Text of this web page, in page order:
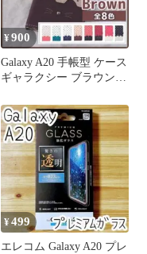
¥900
Galaxy A20 手帳型 ケース
ギャラクシー ブラウン
¥499
エレコム Galaxy A20 プレ